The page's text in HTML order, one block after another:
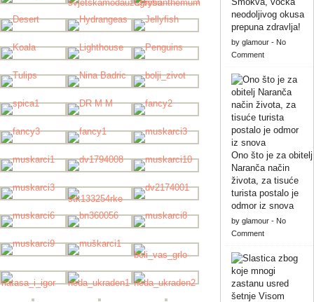
neodoljivog okusa
prepuna zdravlja!
by glamour- No
Comment
Ono što je za obitelj
Naranča način
života, za tisuće
turista postalo je
odmor iz snova
by glamour- No
Comment